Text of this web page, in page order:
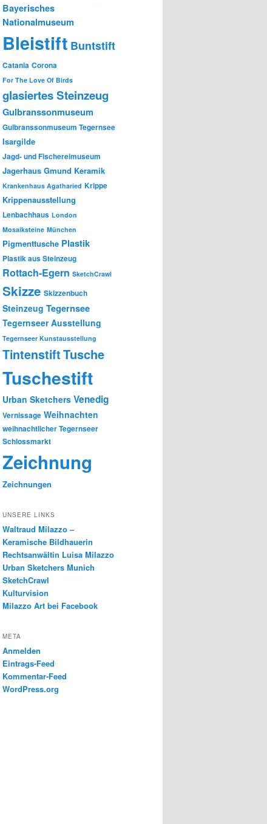
Bayerisches
Nationalmuseum
Bleistift Buntstift
Catania Corona
For The Love Of Birds
glasiertes Steinzeug
Gulbranssonmuseum
Gulbranssonmuseum Tegernsee
Isargilde
Jagd- und Fischereimuseum
Jagerhaus Gmund Keramik
Krankenhaus Agatharied Krippe
Krippenausstellung
Lenbachhaus London
Mosaiksteine München
Pigmenttusche Plastik
Plastik aus Steinzeug
Rottach-Egern SketchCrawl
Skizze Skizzenbuch
Steinzeug Tegernsee
Tegernseer Ausstellung
Tegernseer Kunstausstellung
TintenstiftTusche
Tuschestift
Urban Sketchers Venedig
Vernissage Weihnachten
weihnachtlicher Tegernseer
Schlossmarkt
Zeichnung
Zeichnungen
UNSERE LINKS
Waltraud Milazzo –
Keramische Bildhauerin
Rechtsanwältin Luisa Milazzo
Urban Sketchers Munich
SketchCrawl
Kulturvision
Milazzo Art bei Facebook
META
Anmelden
Eintrags-Feed
Kommentar-Feed
WordPress.org